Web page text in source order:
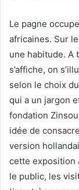
Le pagne
africaines. Sur
une habitude. A
s’affiche, on
selon le choix
qui a un jargon
fondation
idée de
version
cette exposition
le public, les